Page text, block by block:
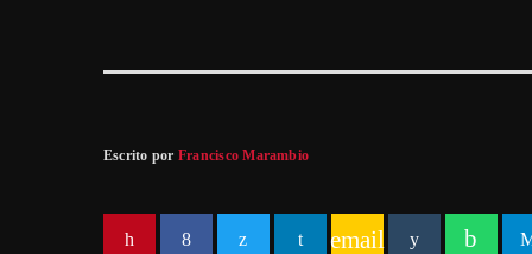
Escrito por Francisco Marambio
email